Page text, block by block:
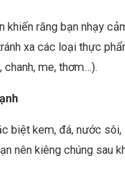
khiến răng bạn nhạy
xa các loại thực
me, thơm…).
biệt kem, đá, nước
nên kiêng chúng sau